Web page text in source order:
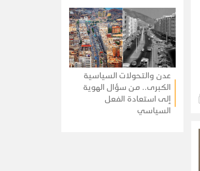
عدن والتحولات السياسية
الكبرى.. من سؤال الهوية
إلى استعادة الفعل
السياسي